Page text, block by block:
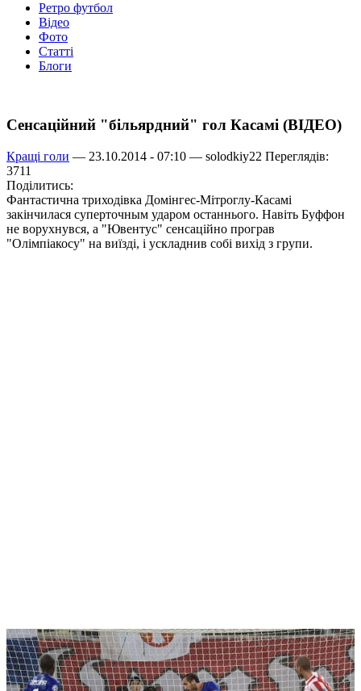
Ретро футбол
Відео
Фото
Статті
Блоги
Сенсаційний "більярдний" гол Касамі (ВІДЕО)
Кращі голи — 23.10.2014 - 07:10 — solodkiy22 Переглядів:
3711
Поділитись:
Фантастична триходівка Домінгес-Мітроглу-Касамі
закінчилася суперточным ударом останнього. Навіть Буффон
не ворухнувся, а "Ювентус" сенсаційно програв
"Олімпіакосу" на виїзді, і ускладнив собі вихід з групи.